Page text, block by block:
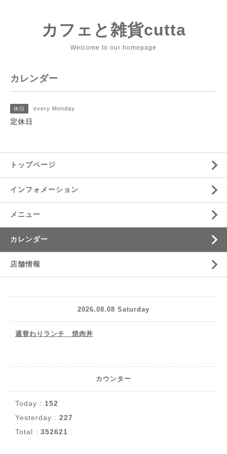
カフェと雑貨cutta
Welcome to our homepage
カレンダー
休日 every Monday
定休日
トップページ
インフォメーション
メニュー
カレンダー
店舗情報
2026.08.08 Saturday
週替わりランチ 焼肉丼
カウンター
Today : 152
Yesterday : 227
Total : 352621